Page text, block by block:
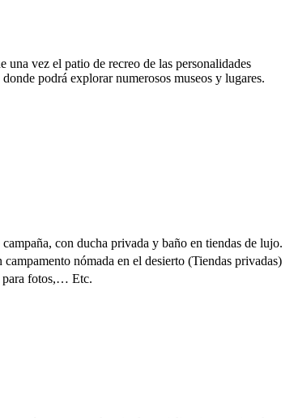
vez el patio de recreo de las personalidades
podrá explorar numerosos museos y lugares.
con ducha privada y baño en tiendas de lujo.
nómada en el desierto (Tiendas privadas)
para fotos,… Etc.